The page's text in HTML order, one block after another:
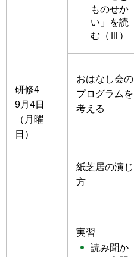
研修4
9月4日
（月曜
日）
ものせか
い」を読
む（Ⅲ）
おはなし会の
プログラムを
考える
紙芝居の演じ
方
実習
読み聞か